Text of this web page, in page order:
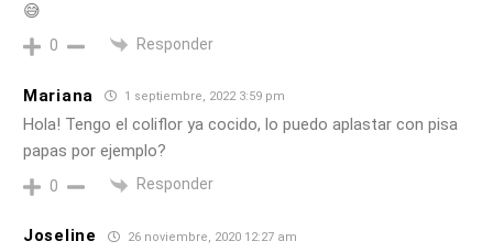
😅
0 Responder
Mariana 1 septiembre, 2022 3:59 pm
Hola! Tengo el coliflor ya cocido, lo puedo aplastar con pisa
papas por ejemplo?
0 Responder
Joseline 26 noviembre, 2020 12:27 am